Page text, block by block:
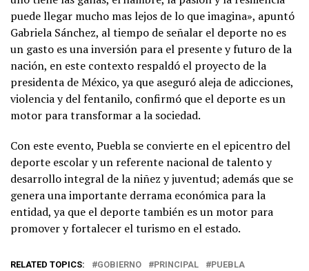
puede llegar mucho mas lejos de lo que imagina», apuntó
Gabriela Sánchez, al tiempo de señalar el deporte no es
un gasto es una inversión para el presente y futuro de la
nación, en este contexto respaldó el proyecto de la
presidenta de México, ya que aseguró aleja de adicciones,
violencia y del fentanilo, confirmó que el deporte es un
motor para transformar a la sociedad.
Con este evento, Puebla se convierte en el epicentro del
deporte escolar y un referente nacional de talento y
desarrollo integral de la niñez y juventud; además que se
genera una importante derrama económica para la
entidad, ya que el deporte también es un motor para
promover y fortalecer el turismo en el estado.
RELATED TOPICS: GOBIERNO PRINCIPAL PUEBLA